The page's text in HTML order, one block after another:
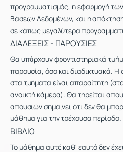
προγραμματισμός, η εφαρμογή
Βάσεων Δεδομένων, και η
σε κάπως μεγαλύτερα
ΔΙΑΛΕΞΕΙΣ - ΠΑΡΟΥΣΙΕΣ
Θα υπάρχουν φροντιστηριακά
παρουσία, όσο και διαδικτυακά. Η
στα τμήματα είναι απαραίτητη
ανοικτή κάμερα). Θα τηρείται
απουσιών σημαίνει ότι δεν θα
μάθημα για την τρέχουσα περίοδο.
ΒΙΒΛΙΟ
Το μάθημα αυτό καθ' εαυτό δεν